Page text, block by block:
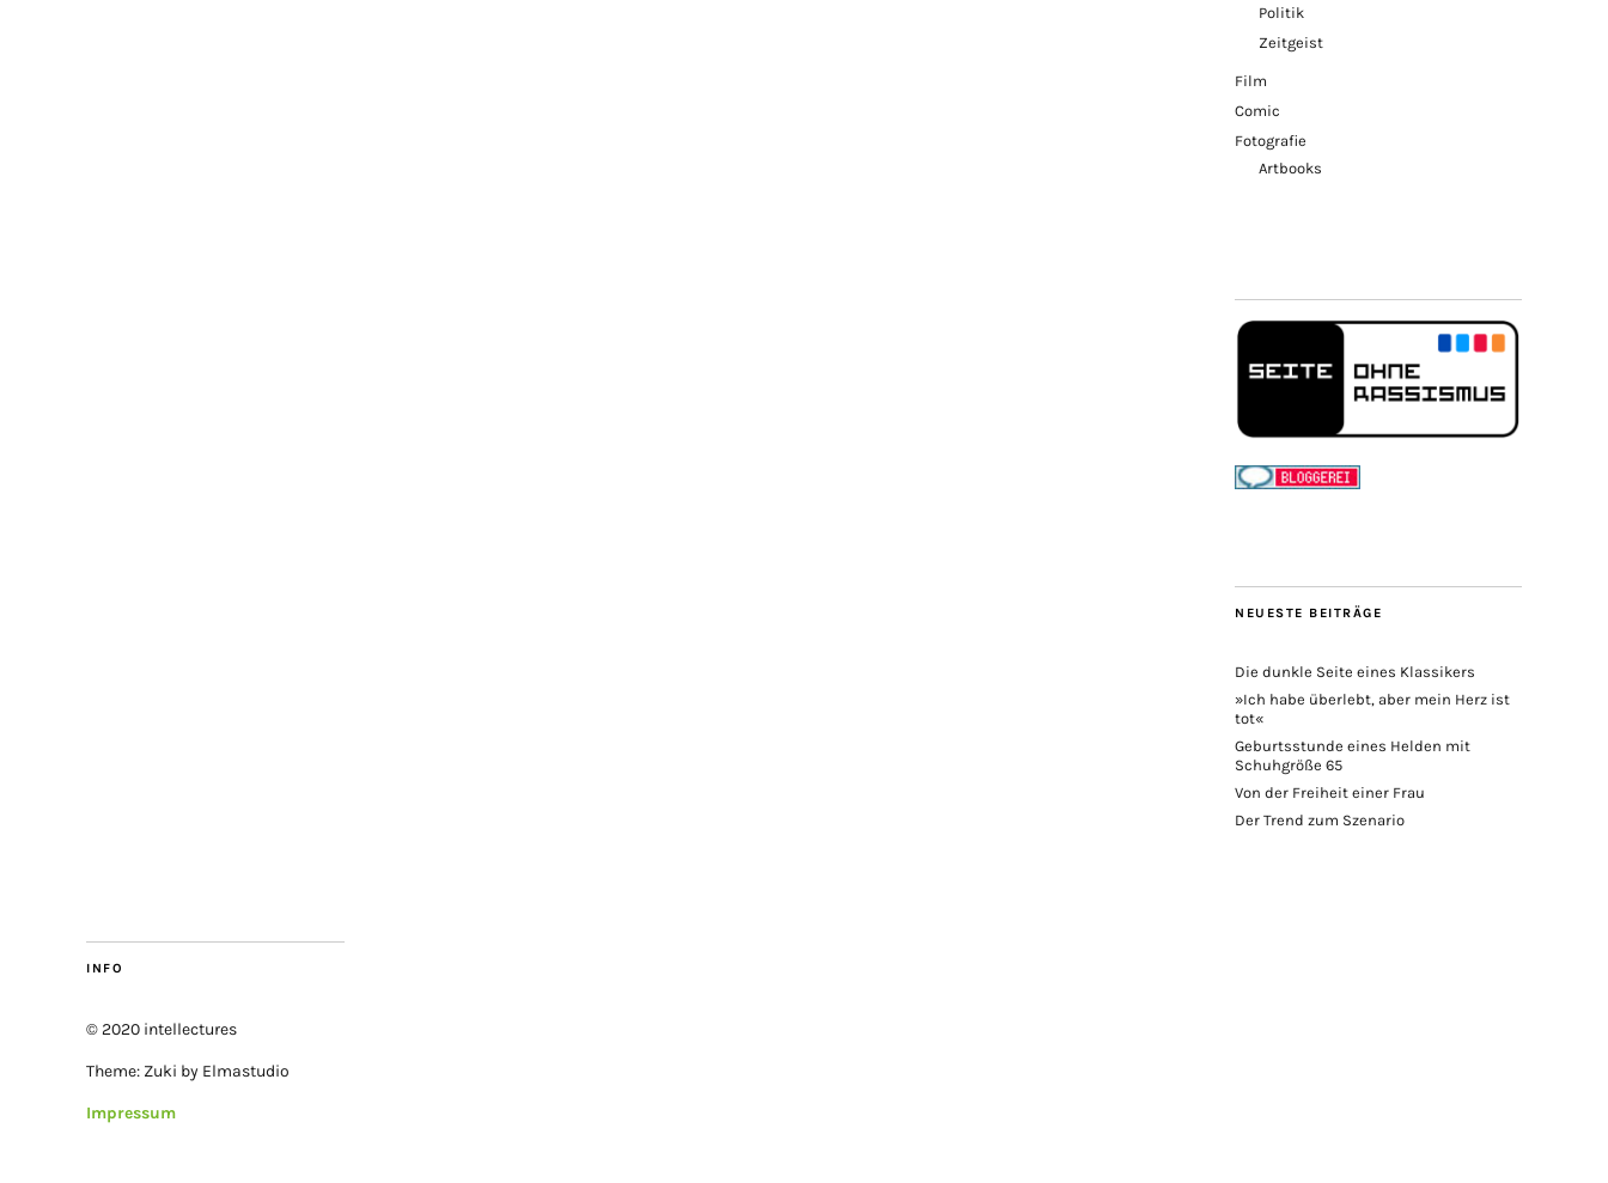
Politik
Zeitgeist
Film
Comic
Fotografie
Artbooks
NEUESTE BEITRÄGE
Die dunkle Seite eines Klassikers
»Ich habe überlebt, aber mein Herz ist
tot«
Geburtsstunde eines Helden mit
Schuhgröße 65
Von der Freiheit einer Frau
Der Trend zum Szenario
INFO
© 2020 intellectures
Theme: Zuki by Elmastudio
Impressum